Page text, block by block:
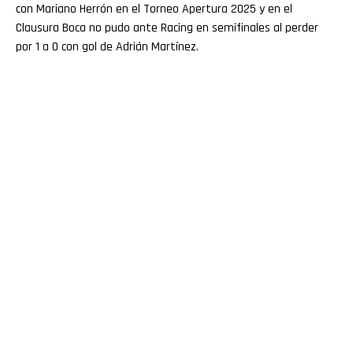
con Mariano Herrón en el Torneo Apertura 2025 y en el
Clausura Boca no pudo ante Racing en semifinales al perder
por 1 a 0 con gol de Adrián Martínez.